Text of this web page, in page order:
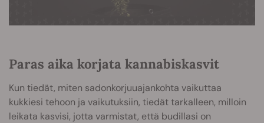
Paras aika korjata kannabiskasvit
Kun tiedät, miten sadonkorjuuajankohta vaikuttaa
kukkiesi tehoon ja vaikutuksiin, tiedät tarkalleen, milloin
leikata kasvisi, jotta varmistat, että budillasi on